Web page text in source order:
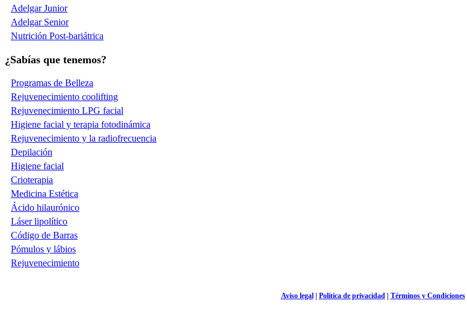
Adelgar Junior
Adelgar Senior
Nutrición Post-bariátrica
¿Sabías que tenemos?
Programas de Belleza
Rejuvenecimiento coolifting
Rejuvenecimiento LPG facial
Higiene facial y terapia fotodinámica
Rejuvenecimiento y la radiofrecuencia
Depilación
Higiene facial
Crioterapia
Medicina Estética
Ácido hilaurónico
Láser lipolítico
Código de Barras
Pómulos y lábios
Rejuvenecimiento
Aviso legal| Política de privacidad| Términos y Condiciones|